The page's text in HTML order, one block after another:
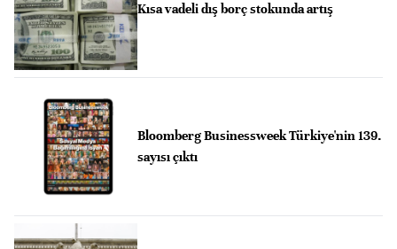
Kısa vadeli dış borç stokunda artış
Bloomberg Businessweek Türkiye'nin 139.
sayısı çıktı